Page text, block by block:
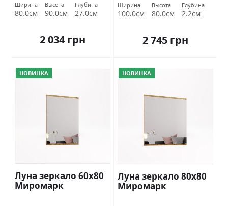
Ширина
80.0см
Высота
90.0см
Глубина
27.0см
2 034 грн
Ширина
100.0см
Высота
80.0см
Глубина
2.2см
2 745 грн
НОВИНКА
Луна зеркало 60х80
Миромарк
НОВИНКА
Луна зеркало 80х80
Миромарк